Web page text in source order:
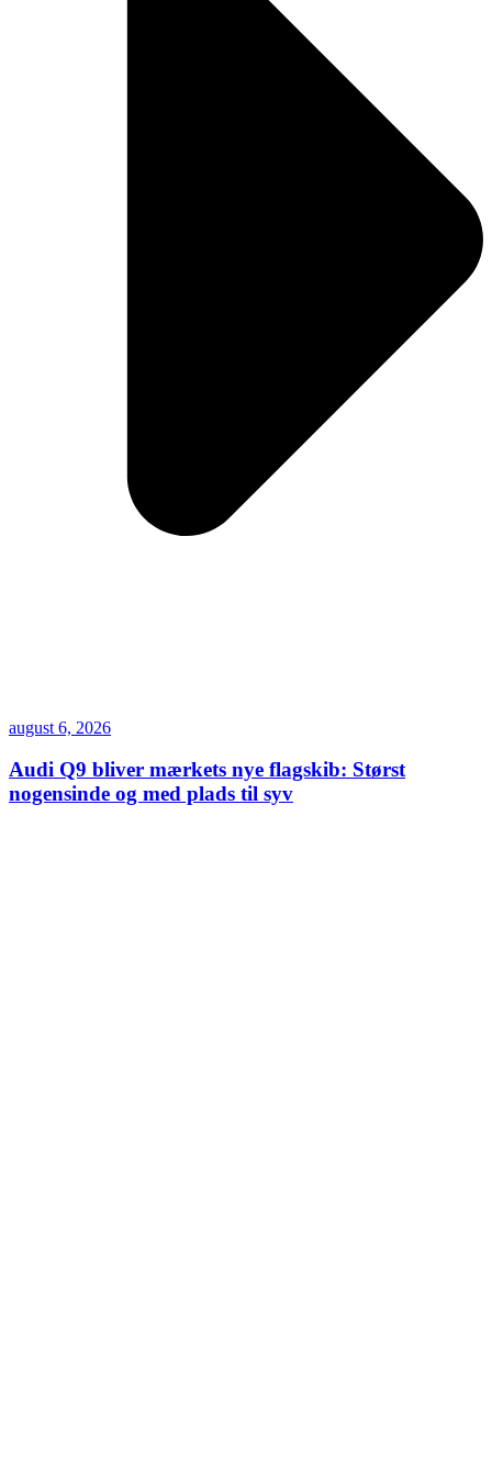
august 6, 2026
Audi Q9 bliver mærkets nye flagskib: Størst
nogensinde og med plads til syv